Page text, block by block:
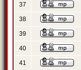
37
38
39
40
41